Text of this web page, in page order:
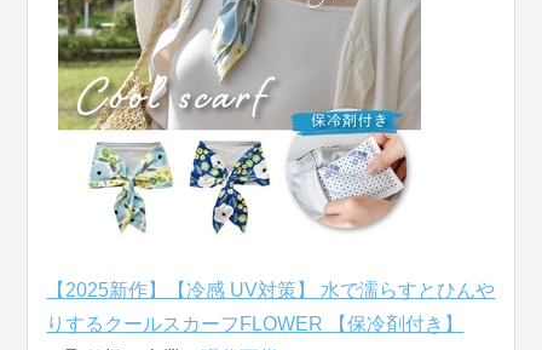
【2025新作】【冷感 UV対策】 水で濡らすとひんや
りするクールスカーフFLOWER 【保冷剤付き】